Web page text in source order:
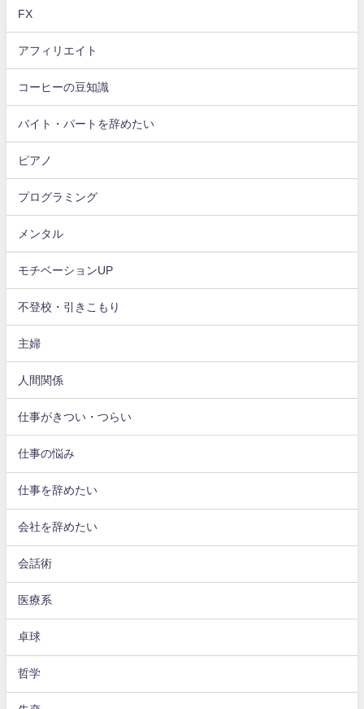
FX
アフィリエイト
コーヒーの豆知識
バイト・パートを辞めたい
ピアノ
プログラミング
メンタル
モチベーションUP
不登校・引きこもり
主婦
人間関係
仕事がきつい・つらい
仕事の悩み
仕事を辞めたい
会社を辞めたい
会話術
医療系
卓球
哲学